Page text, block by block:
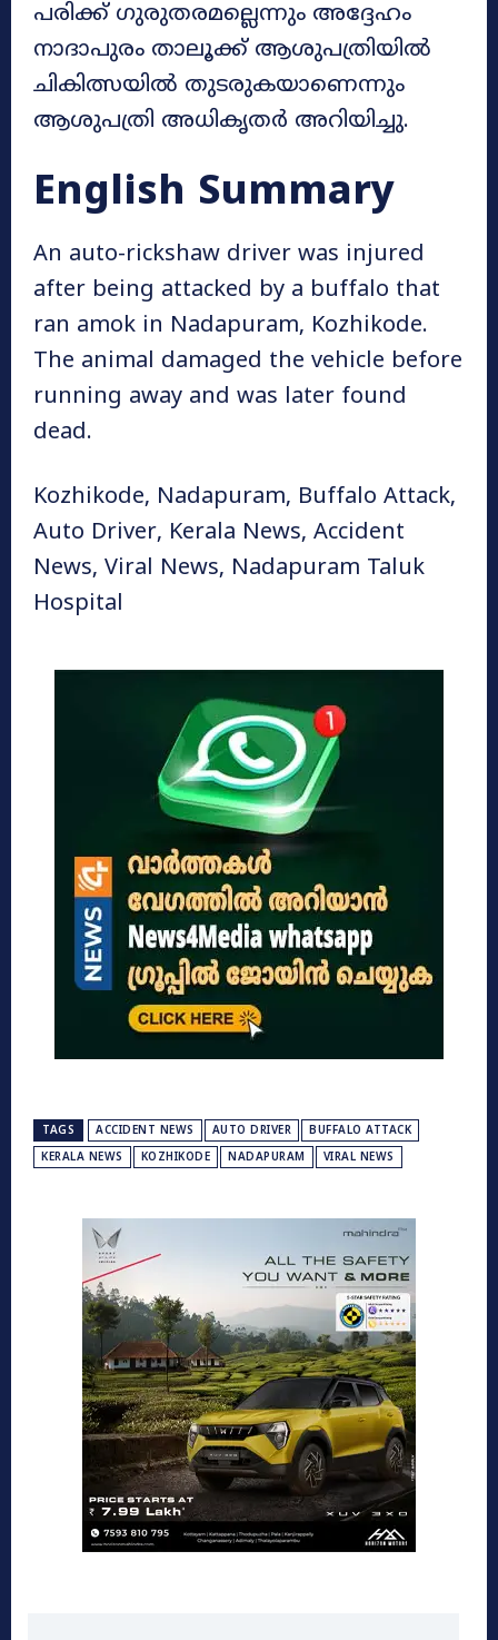
പരിക്ക് ഗുരുതരമല്ലെന്നും അദ്ദേഹം
നാദാപുരം താലൂക്ക് ആശുപത്രിയിൽ
ചികിത്സയിൽ തുടരുകയാണെന്നും
ആശുപത്രി അധികൃതർ അറിയിച്ചു.
English Summary
An auto-rickshaw driver was injured
after being attacked by a buffalo that
ran amok in Nadapuram, Kozhikode.
The animal damaged the vehicle before
running away and was later found
dead.
Kozhikode, Nadapuram, Buffalo Attack,
Auto Driver, Kerala News, Accident
News, Viral News, Nadapuram Taluk
Hospital
TAGS ACCIDENT NEWS AUTO DRIVER
BUFFALO ATTACK
KERALA NEWS
KOZHIKODE NADAPURAM VIRAL NEWS